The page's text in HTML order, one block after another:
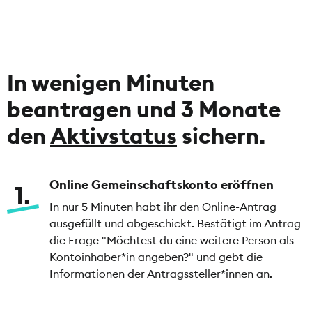
In wenigen Minuten
beantragen und 3 Monate
denAktivstatus sichern.
1 Online Gemeinschaftskonto eröffnen
In nur 5 Minuten habt ihr den Online-Antrag
ausgefüllt und abgeschickt. Bestätigt im Antrag
die Frage "Möchtest du eine weitere Person als
Kontoinhaber*in angeben?" und gebt die
Informationen der Antragssteller*innen an.